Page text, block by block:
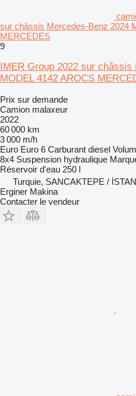
sur châssis Mercedes-Benz 2024
MERCEDES
9
IMER Group 2022 sur
MODEL 4142 AROCS
Prix sur demande
Camion malaxeur
2022
60 000 km
3 000 m/h
Euro Euro 6 Carburant diesel
8x4 Suspension hydraulique
Réservoir d'eau 250 l
Turquie, SANCAKTEPE /
Erginer Makina
Contacter le vendeur